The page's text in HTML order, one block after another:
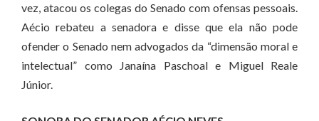
vez, atacou os colegas do Senado com ofensas pessoais.
Aécio rebateu a senadora e disse que ela não pode
ofender o Senado nem advogados da “dimensão moral e
intelectual” como Janaína Paschoal e Miguel Reale
Júnior.